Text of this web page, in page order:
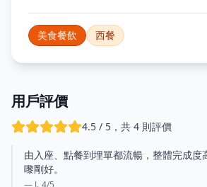
美食餐飲 西餐
用戶評價
4.5 / 5，共 4 則評價
由入座、點餐到埋單都流暢，整體完成度
嚟剛好。
— J. 4/5